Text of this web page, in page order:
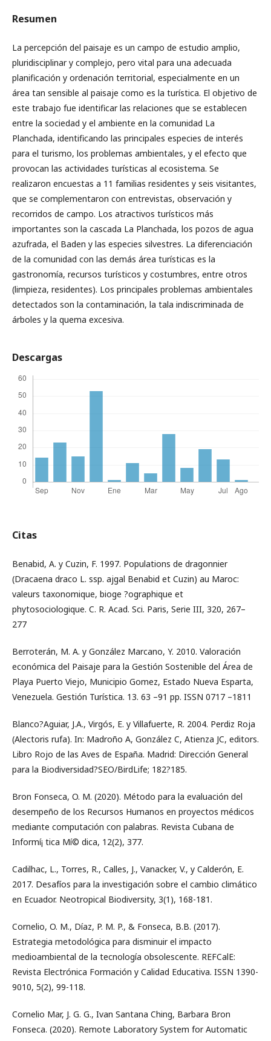
Resumen
La percepción del paisaje es un campo de estudio amplio,
pluridisciplinar y complejo, pero vital para una adecuada
planificación y ordenación territorial, especialmente en un
área tan sensible al paisaje como es la turística. El objetivo de
este trabajo fue identificar las relaciones que se establecen
entre la sociedad y el ambiente en la comunidad La
Planchada, identificando las principales especies de interés
para el turismo, los problemas ambientales, y el efecto que
provocan las actividades turísticas al ecosistema. Se
realizaron encuestas a 11 familias residentes y seis visitantes,
que se complementaron con entrevistas, observación y
recorridos de campo. Los atractivos turísticos más
importantes son la cascada La Planchada, los pozos de agua
azufrada, el Baden y las especies silvestres. La diferenciación
de la comunidad con las demás área turísticas es la
gastronomía, recursos turísticos y costumbres, entre otros
(limpieza, residentes). Los principales problemas ambientales
detectados son la contaminación, la tala indiscriminada de
árboles y la quema excesiva.
Descargas
Citas
Benabid, A. y Cuzin, F. 1997. Populations de dragonnier
(Dracaena draco L. ssp. ajgal Benabid et Cuzin) au Maroc:
valeurs taxonomique, bioge ?ographique et
phytosociologique. C. R. Acad. Sci. Paris, Serie III, 320, 267–
277
Berroterán, M. A. y González Marcano, Y. 2010. Valoración
económica del Paisaje para la Gestión Sostenible del Área de
Playa Puerto Viejo, Municipio Gomez, Estado Nueva Esparta,
Venezuela. Gestión Turística. 13. 63 –91 pp. ISSN 0717 –1811
Blanco?Aguiar, J.A., Virgós, E. y Villafuerte, R. 2004. Perdiz Roja
(Alectoris rufa). In: Madroño A, González C, Atienza JC, editors.
Libro Rojo de las Aves de España. Madrid: Dirección General
para la Biodiversidad?SEO/BirdLife; 182?185.
Bron Fonseca, O. M. (2020). Método para la evaluación del
desempeño de los Recursos Humanos en proyectos médicos
mediante computación con palabras. Revista Cubana de
Informí¡ tica Mí© dica, 12(2), 377.
Cadilhac, L., Torres, R., Calles, J., Vanacker, V., y Calderón, E.
2017. Desafíos para la investigación sobre el cambio climático
en Ecuador. Neotropical Biodiversity, 3(1), 168-181.
Cornelio, O. M., Díaz, P. M. P., & Fonseca, B.B. (2017).
Estrategia metodológica para disminuir el impacto
medioambiental de la tecnología obsolescente. REFCalE:
Revista Electrónica Formación y Calidad Educativa. ISSN 1390-
9010, 5(2), 99-118.
Cornelio Mar, J. G. G., Ivan Santana Ching, Barbara Bron
Fonseca. (2020). Remote Laboratory System for Automatic